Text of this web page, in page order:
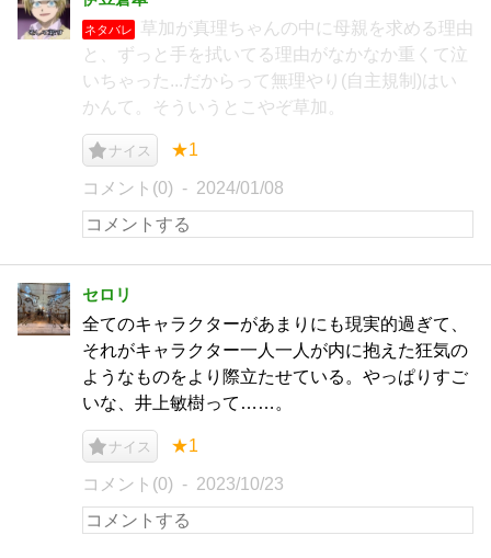
ネタバレ
草加が真理ちゃんの中に母親を求める理由
と、ずっと手を拭いてる理由がなかなか重くて泣
いちゃった...だからって無理やり(自主規制)はい
かんて。そういうとこやぞ草加。
ナイス ★1
コメント(0) 2024/01/08
セロリ
全てのキャラクターがあまりにも現実的過ぎて、
それがキャラクター一人一人が内に抱えた狂気の
ようなものをより際立たせている。やっぱりすご
いな、井上敏樹って……。
ナイス ★1
コメント(0) 2023/10/23